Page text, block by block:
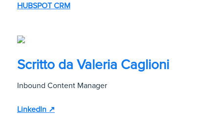
HUBSPOT CRM
Scritto da Valeria Caglioni
Inbound Content Manager
LinkedIn ↗